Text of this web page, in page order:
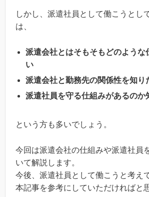
しかし、派遣社員として働こうとし
は、
派遣会社とはそもそもどのような
い
派遣会社と勤務先の関係性を知り
派遣社員を守る仕組みがあるのか
という方も多いでしょう。
今回は派遣会社の仕組みや派遣社員
いて解説します。
今後、派遣社員として働こうと考え
本記事を参考にしていただければと